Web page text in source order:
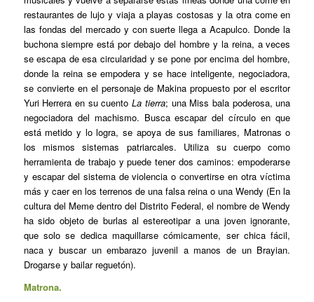
restaurantes de lujo y viaja a playas costosas y la otra come en
las fondas del mercado y con suerte llega a Acapulco. Donde la
buchona siempre está por debajo del hombre y la reina, a veces
se escapa de esa circularidad y se pone por encima del hombre,
donde la reina se empodera y se hace inteligente, negociadora,
se convierte en el personaje de Makina propuesto por el escritor
Yuri Herrera en su cuentoLa tierra; una Miss bala poderosa, una
negociadora del machismo. Busca escapar del círculo en que
está metido y lo logra, se apoya de sus familiares, Matronas o
los mismos sistemas patriarcales. Utiliza su cuerpo como
herramienta de trabajo y puede tener dos caminos: empoderarse
y escapar del sistema de violencia o convertirse en otra víctima
más y caer en los terrenos de una falsa reina o una Wendy (En la
cultura del Meme dentro del Distrito Federal, el nombre de Wendy
ha sido objeto de burlas al estereotipar a una joven ignorante,
que solo se dedica maquillarse cómicamente, ser chica fácil,
naca y buscar un embarazo juvenil a manos de un Brayian.
Drogarse y bailar reguetón).
Matrona.